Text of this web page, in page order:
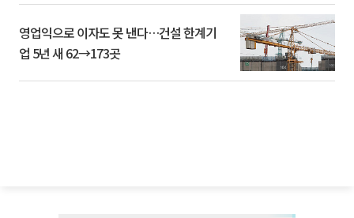
영업익으로 이자도 못 낸다…건설 한계기
업 5년 새 62→173곳